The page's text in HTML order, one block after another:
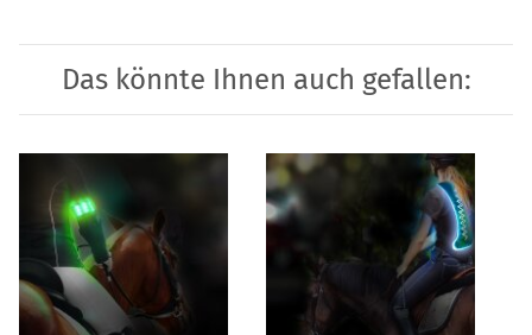
Das könnte Ihnen auch gefallen: